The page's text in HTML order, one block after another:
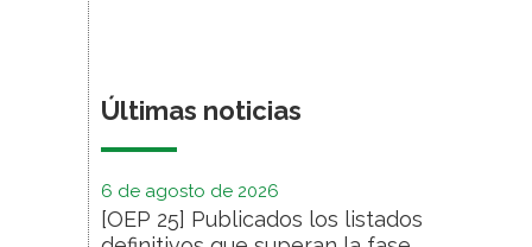
Últimas noticias
6 de agosto de 2026
[OEP 25] Publicados los listados